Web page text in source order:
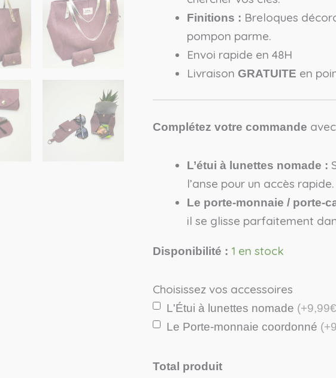
Finitions : Breloques
pompon parme.
Envoi rapide en 48H
Livraison GRATUITE en
Complétez votre commande
L’étui à lunettes nomade :
l’anse pour un accès rapide.
Le porte-monnaie / porte-
il se glisse parfaitement
Disponibilité : 1 en stock
Choisissez vos accessoires
L'Étui à lunettes nomade
Le Porte-monnaie coordonné
Total produit